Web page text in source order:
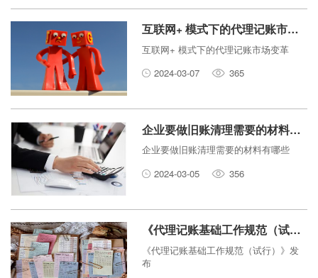
互联网+ 模式下的代理记账市场变革
互联网+ 模式下的代理记账市场变革
2024-03-07
365
企业要做旧账清理需要的材料有哪些
企业要做旧账清理需要的材料有哪些
2024-03-05
356
《代理记账基础工作规范（试行）》发布
《代理记账基础工作规范（试行）》发
布